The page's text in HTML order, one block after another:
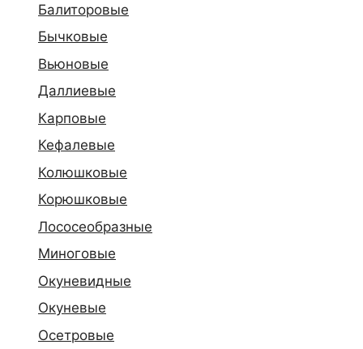
Балиторовые
Бычковые
Вьюновые
Даллиевые
Карповые
Кефалевые
Колюшковые
Корюшковые
Лососеобразные
Миноговые
Окуневидные
Окуневые
Осетровые